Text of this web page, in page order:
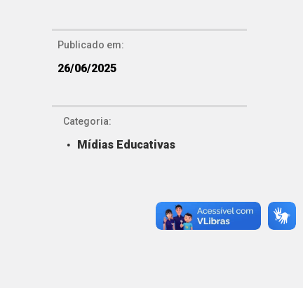
Publicado em:
26/06/2025
Categoria:
Mídias Educativas